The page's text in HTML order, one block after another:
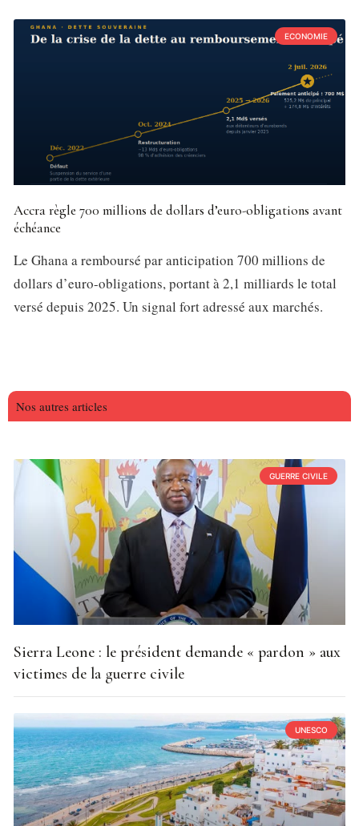
ECONOMIE
Accra règle 700 millions de dollars d’euro-obligations avant
échéance
Le Ghana a remboursé par anticipation 700 millions de
dollars d’euro-obligations, portant à 2,1 milliards le total
versé depuis 2025. Un signal fort adressé aux marchés.
Nos autres articles
GUERRE CIVILE
Sierra Leone : le président demande « pardon » aux
victimes de la guerre civile
UNESCO